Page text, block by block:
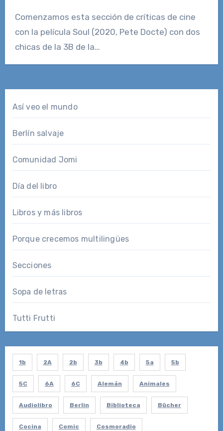
Comenzamos esta sección de críticas de cine
con la película Soul (2020, Pete Docte) con dos
chicas de la 3B de la…
Así veo el mundo
Berlín salvaje
Comunidad Jomi
Día del libro
Libros y más libros
Porque crecemos multilingües
Secciones
Sopa de letras
Tutti Frutti
1b 2A 2b 3b 4b 5a 5b
5C 6A 6C Alemán Animales
Audiolibro Berlin Biblioteca Bücher
Cocina Comic Cosmoradio